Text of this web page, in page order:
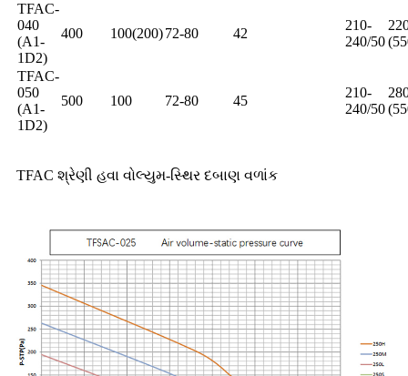
TFAC-
040
(A1-
1D2)
400 100(200)72-80 42
210-
240/50
TFAC-
050
(A1-
1D2)
500 100 72-80 45
210-
240/50
TFAC શ્રેણી હવા વોલ્યુમ-સ્થિર દબાણ વળાંક